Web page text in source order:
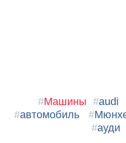
#Машины #audi
#автомобиль #
#ауди